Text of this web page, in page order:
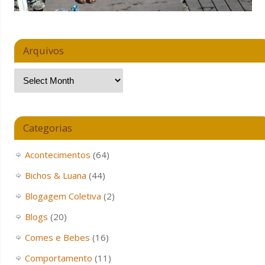
Arquivos
Categorias
Acontecimentos (64)
Bichos & Luana (44)
Blogagem Coletiva (2)
Blogs (20)
Comes e Bebes (16)
Comportamento (11)